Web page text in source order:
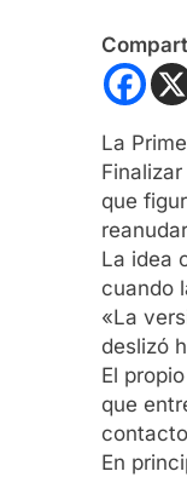
La
que
La idea
cuando
«La
deslizó
El
que
En